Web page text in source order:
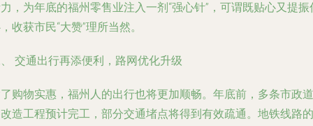
，为年底的福州零售业注入一剂“强心针”，可谓既贴心又提振
收获市民“大赞”理所当然。
交通出行再添便利，路网优化升级
购物实惠，福州人的出行也将更加顺畅。年底前，多条市政道
造工程预计完工，部分交通堵点将得到有效疏通。地铁线路的